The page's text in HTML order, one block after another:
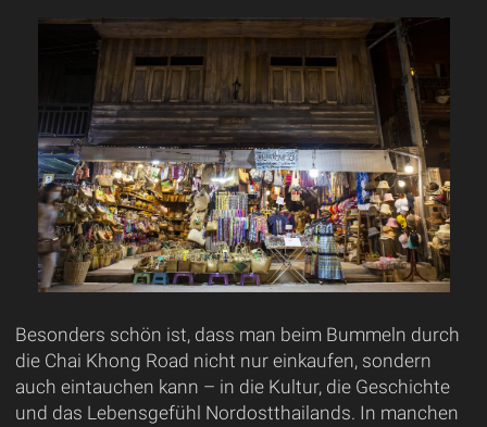
Besonders schön ist, dass man beim Bummeln durch
die Chai Khong Road nicht nur einkaufen, sondern
auch eintauchen kann – in die Kultur, die Geschichte
und das Lebensgefühl Nordostthailands. In manchen